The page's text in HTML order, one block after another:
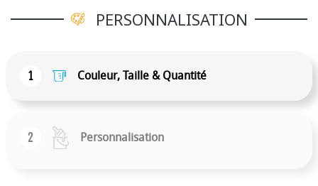
PERSONNALISATION
1 Couleur, Taille & Quantité
2 Personnalisation